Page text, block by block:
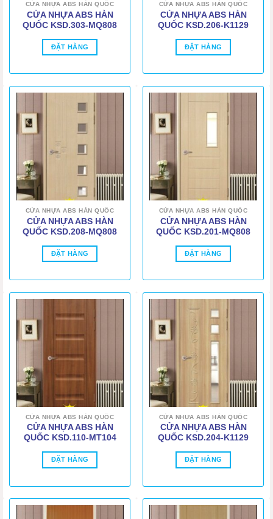
CỬA NHỰA ABS HÀN QUỐC
CỬA NHỰA ABS HÀN
QUỐC KSD.303-MQ808
ĐẶT HÀNG
CỬA NHỰA ABS HÀN QUỐC
CỬA NHỰA ABS HÀN
QUỐC KSD.206-K1129
ĐẶT HÀNG
CỬA NHỰA ABS HÀN QUỐC
CỬA NHỰA ABS HÀN
QUỐC KSD.208-MQ808
ĐẶT HÀNG
CỬA NHỰA ABS HÀN QUỐC
CỬA NHỰA ABS HÀN
QUỐC KSD.201-MQ808
ĐẶT HÀNG
CỬA NHỰA ABS HÀN QUỐC
CỬA NHỰA ABS HÀN
QUỐC KSD.110-MT104
ĐẶT HÀNG
CỬA NHỰA ABS HÀN QUỐC
CỬA NHỰA ABS HÀN
QUỐC KSD.204-K1129
ĐẶT HÀNG